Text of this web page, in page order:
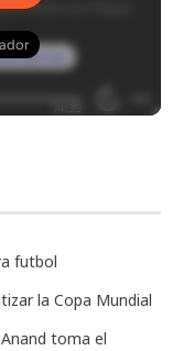
futbol
la Copa Mundial
toma el